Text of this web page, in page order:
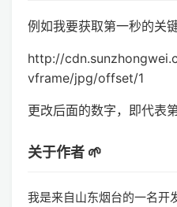
例如我要获取第一秒的关
http://
vframe/jpg/offset/1
更改后面的数字，即代表
关于作者 🌱
我是来自山东烟台的一名开